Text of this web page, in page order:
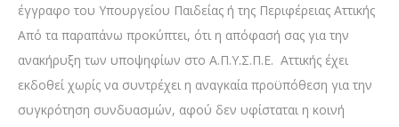
έγγραφο του Υπουργείου Παιδείας ή της Περιφέρειας Αττικής
Από τα παραπάνω προκύπτει, ότι η απόφασή σας για την
ανακήρυξη των υποψηφίων στο Α.Π.Υ.Σ.Π.Ε. Αττικής έχει
εκδοθεί χωρίς να συντρέχει η αναγκαία προϋπόθεση για την
συγκρότηση συνδυασμών, αφού δεν υφίσταται η κοινή